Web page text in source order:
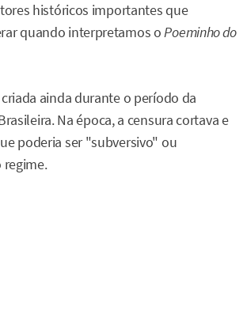
históricos importantes que
quando interpretamos oPoeminho do
ainda durante o período da
Na época, a censura cortava e
poderia ser "subversivo" ou
regime.